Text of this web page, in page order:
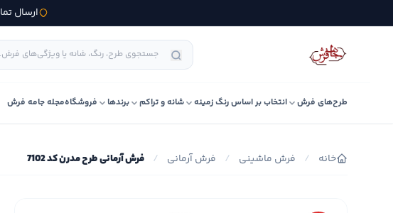
ارسال
طرح‌های فرش انتخاب بر اساس رنگ زمینه شانه و تراکم برندها فروشگاهمجله جامه فرش
خانه / فرش ماشینی / فرش آرمانی / فرش آرمانی طرح مدرن کد 7102